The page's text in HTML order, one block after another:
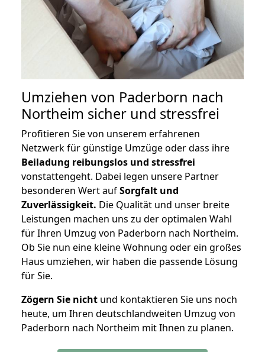
Umziehen von Paderborn nach
Northeim sicher und stressfrei
Profitieren Sie von unserem erfahrenen
Netzwerk für günstige Umzüge oder dass ihre
Beiladung reibungslos und stressfrei
vonstattengeht. Dabei legen unsere Partner
besonderen Wert aufSorgfalt und
Zuverlässigkeit. Die Qualität und unser breite
Leistungen machen uns zu der optimalen Wahl
für Ihren Umzug von Paderborn nach Northeim.
Ob Sie nun eine kleine Wohnung oder ein großes
Haus umziehen, wir haben die passende Lösung
für Sie.
Zögern Sie nicht und kontaktieren Sie uns noch
heute, um Ihren deutschlandweiten Umzug von
Paderborn nach Northeim mit Ihnen zu planen.